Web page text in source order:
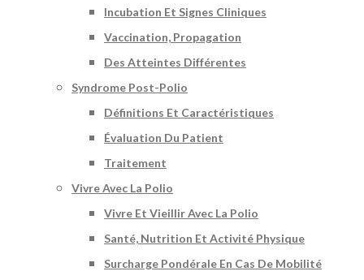
Incubation Et Signes Cliniques
Vaccination, Propagation
Des Atteintes Différentes
Syndrome Post-Polio
Définitions Et Caractéristiques
Évaluation Du Patient
Traitement
Vivre Avec La Polio
Vivre Et Vieillir Avec La Polio
Santé, Nutrition Et Activité Physique
Surcharge Pondérale En Cas De Mobilité